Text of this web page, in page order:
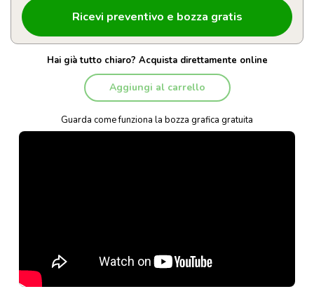
Hai già tutto chiaro? Acquista direttamente online
Aggiungi al carrello
Guarda come funziona la bozza grafica gratuita